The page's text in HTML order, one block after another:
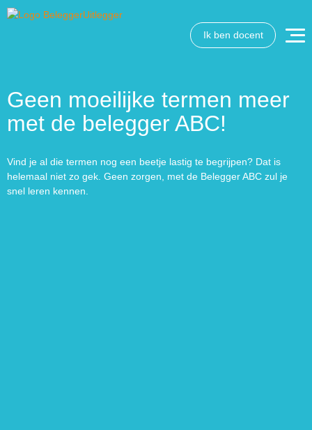
Ik ben docent
Geen moeilijke termen meer
met de belegger ABC!
Vind je al die termen nog een beetje lastig te begrijpen? Dat is
helemaal niet zo gek. Geen zorgen, met de Belegger ABC zul je
snel leren kennen.